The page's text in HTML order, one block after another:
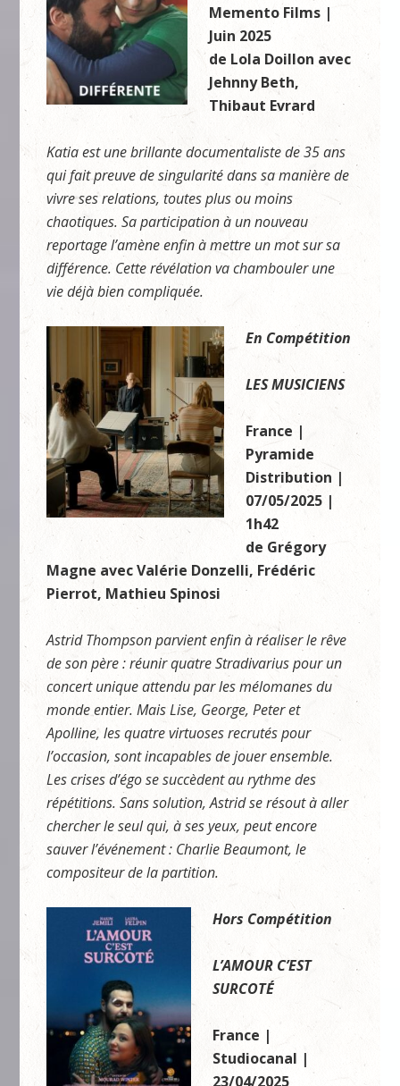
Memento Films |
Juin 2025
de Lola Doillon avec
Jehnny Beth,
Thibaut Evrard
Katia est une brillante documentaliste de 35 ans
qui fait preuve de singularité dans sa manière de
vivre ses relations, toutes plus ou moins
chaotiques. Sa participation à un nouveau
reportage l’amène enfin à mettre un mot sur sa
différence. Cette révélation va chambouler une
vie déjà bien compliquée.
En Compétition
LES MUSICIENS
France |
Pyramide
Distribution |
07/05/2025 |
1h42
de Grégory
Magne avec Valérie Donzelli, Frédéric
Pierrot, Mathieu Spinosi
Astrid Thompson parvient enfin à réaliser le rêve
de son père : réunir quatre Stradivarius pour un
concert unique attendu par les mélomanes du
monde entier. Mais Lise, George, Peter et
Apolline, les quatre virtuoses recrutés pour
l’occasion, sont incapables de jouer ensemble.
Les crises d’égo se succèdent au rythme des
répétitions. Sans solution, Astrid se résout à aller
chercher le seul qui, à ses yeux, peut encore
sauver l’événement : Charlie Beaumont, le
compositeur de la partition.
Hors Compétition
L’AMOUR C’EST
SURCOTÉ
France |
Studiocanal |
23/04/2025